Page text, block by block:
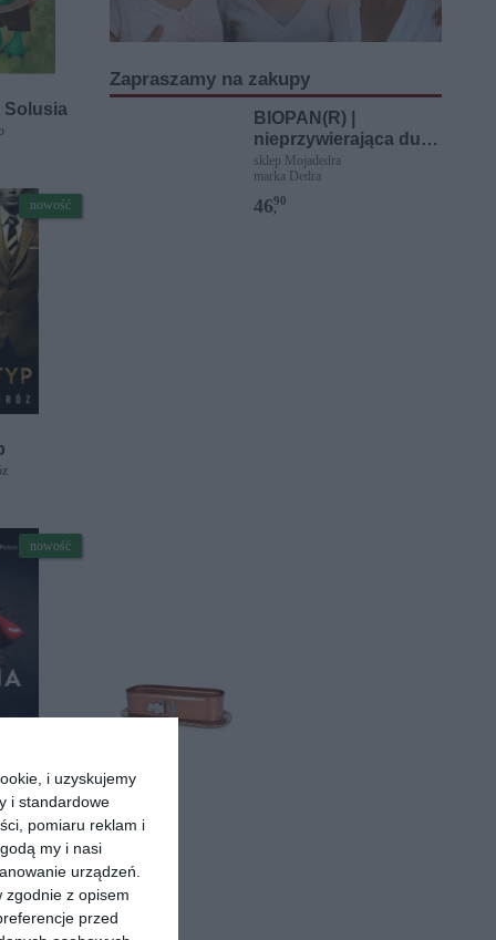
i uzyskujemy
i standardowe
pomiaru reklam i
my i nasi
urządzeń.
zgodnie z opisem
przed
Solusia
nowość
nowość
Zapraszamy na zakupy
BIOPAN(R) |
nieprzywierająca duża
owalna forma
rozkładana | 34 cm
sklep Mojadedra
marka Dedra
46,
90